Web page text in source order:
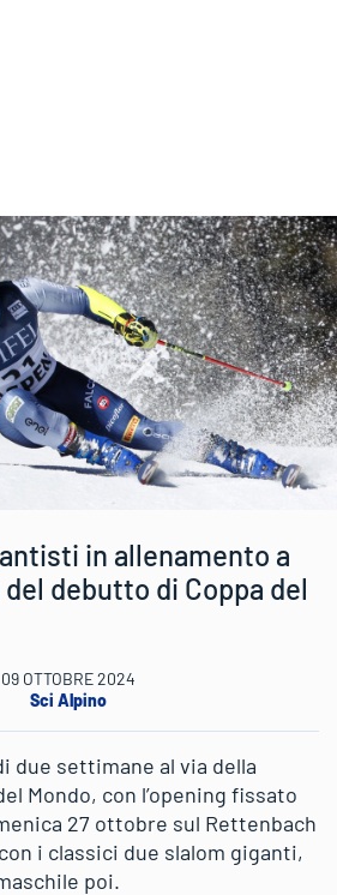
in allenamento a
debutto di Coppa del
09 OTTOBRE 2024
Sci Alpino
due settimane al via della
Mondo, con l’opening fissato
27 ottobre sul Rettenbach
i classici due slalom giganti,
poi.